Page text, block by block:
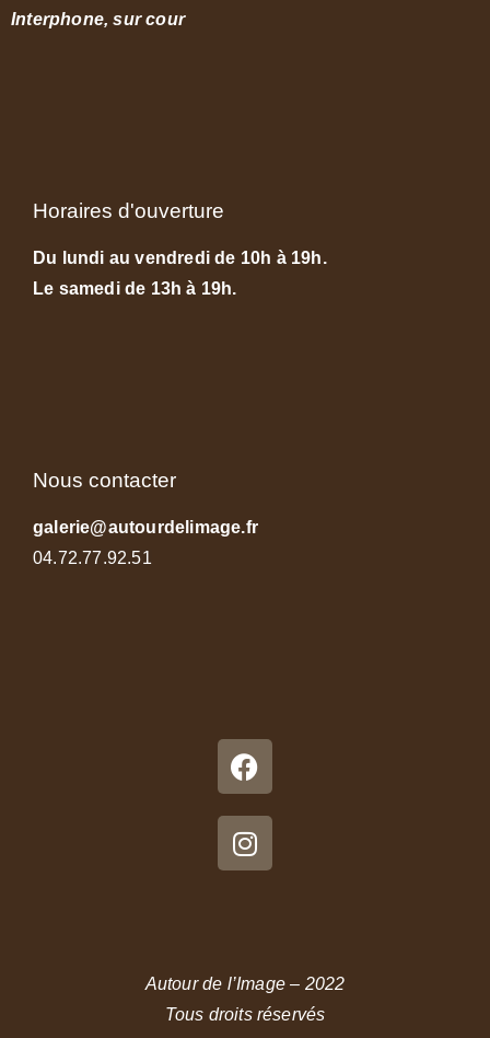
Interphone, sur cour
Horaires d'ouverture
Du lundi au vendredi de 10h à 19h.
Le samedi de 13h à 19h.
Nous contacter
galerie@autourdelimage.fr
04.72.77.92.51
Autour de l’Image – 2022
Tous droits réservés